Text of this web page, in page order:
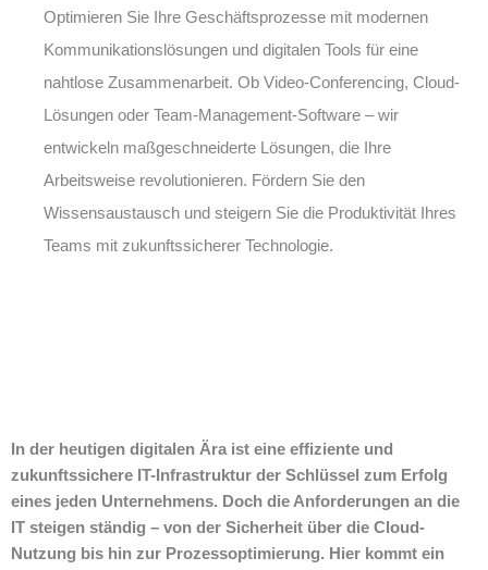
Optimieren Sie Ihre Geschäftsprozesse mit modernen
Kommunikationslösungen und digitalen Tools für eine
nahtlose Zusammenarbeit. Ob Video-Conferencing, Cloud-
Lösungen oder Team-Management-Software – wir
entwickeln maßgeschneiderte Lösungen, die Ihre
Arbeitsweise revolutionieren. Fördern Sie den
Wissensaustausch und steigern Sie die Produktivität Ihres
Teams mit zukunftssicherer Technologie.
In der heutigen digitalen Ära ist eine effiziente und
zukunftssichere IT-Infrastruktur der Schlüssel zum Erfolg
eines jeden Unternehmens. Doch die Anforderungen an die
IT steigen ständig – von der Sicherheit über die Cloud-
Nutzung bis hin zur Prozessoptimierung. Hier kommt ein